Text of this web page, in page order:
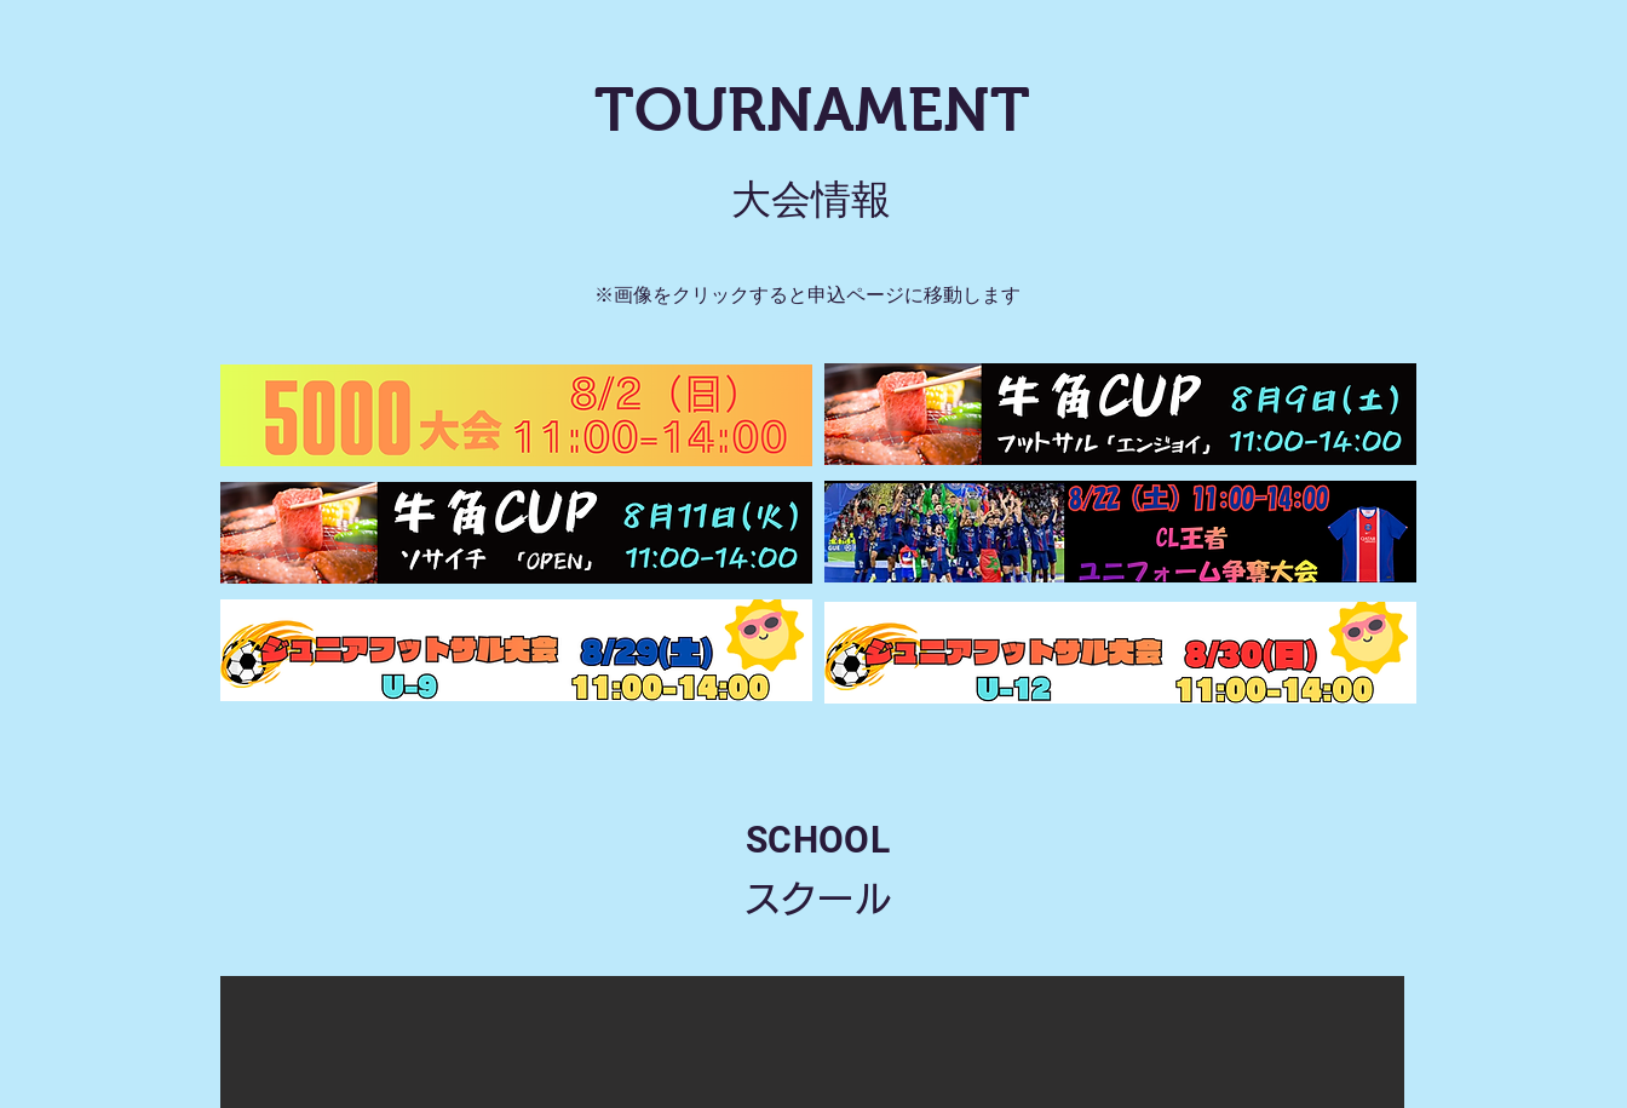
TOURNAMENT
大会情報
※画像をクリックすると申込ページに移動します
SCHOOL
​スクール